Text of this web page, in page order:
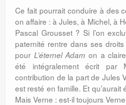
Ce fait pourrait conduire à des
on affaire : à Jules, à Michel, à
Pascal Grousset ? Si l’on
paternité rentre dans ses
pour L’éternel Adam on a
été intégralement écrit par
contribution de la part de Jules
est resté en famille. Et
Mais Verne : est-il toujours